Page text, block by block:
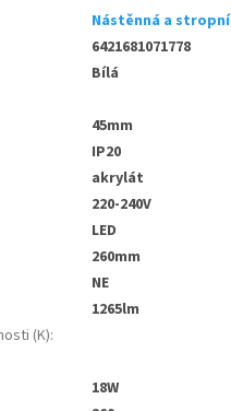
Nástěnná a stropní
6421681071778
Bílá
45mm
IP20
akrylát
220-240V
LED
260mm
NE
1265lm
(K):
18W